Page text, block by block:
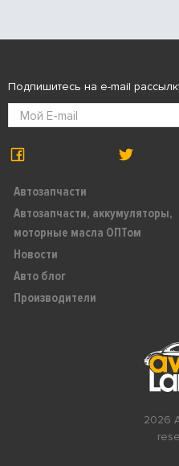
2026
Автозапчасти
Автозапчасти, аккумуляторы,
моторные масла ОПТом
Новости
Авто блог
Производители
Подпишитесь на e-mail